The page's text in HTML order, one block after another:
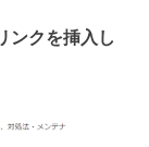
ンクを挿入し